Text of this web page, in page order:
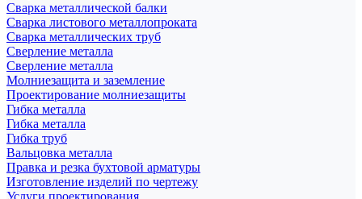
Сварка металлической балки
Сварка листового металлопроката
Сварка металлических труб
Сверление металла
Сверление металла
Молниезащита и заземление
Проектирование молниезащиты
Гибка металла
Гибка металла
Гибка труб
Вальцовка металла
Правка и резка бухтовой арматуры
Изготовление изделий по чертежу
Услуги проектирования